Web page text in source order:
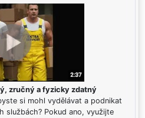
zručný a fyzicky zdatný
si mohl vydělávat a podnikat
službách? Pokud ano, využijte